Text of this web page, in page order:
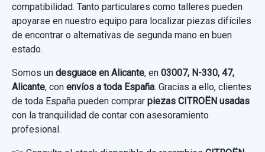
Sin IVA, gastos de envío no incluidos.
Ref:1034611 OEM:9832713980
46,27 €
Consultar por whatsapp
MANDO MULTIFUNCION 98519828ZD00
MANDO MULTIFUNCION 98519828ZD00
Ref:1049847 OEM: 9842991880
56,19 €
Sin IVA, gastos de envío no incluidos.
Consultar por whatsapp
compatibilidad. Tanto particulares como talleres pueden
apoyarse en nuestro equipo para localizar piezas difíciles
de encontrar o alternativas de segunda mano en buen
estado.
Somos un desguace en Alicante, en 03007, N-330, 47,
Alicante, con envíos a toda España. Gracias a ello, clientes
de toda España pueden comprar piezas CITROËN usadas
con la tranquilidad de contar con asesoramiento
profesional.